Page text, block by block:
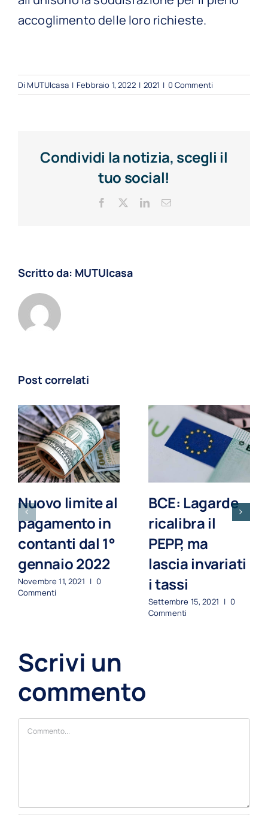
accoglimento delle loro richieste.
DiMUTUIcasa | Febbraio 1, 2022 | 2021 | 0 Commenti
Condividi la notizia, scegli il
tuo social!
Facebook LinkedInEmail
Scritto da: MUTUIcasa
Post correlati
Nuovo limite al
pagamento in
contanti dal 1°
gennaio 2022
Novembre 11, 2021 | 0
Commenti
BCE: Lagarde
ricalibra il
PEPP, ma
lascia invariati
i tassi
Settembre 15, 2021 | 0
Commenti
Scrivi un
commento
Commento